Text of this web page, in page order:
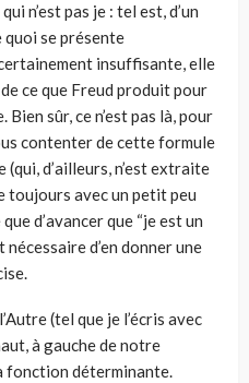
n’est pas je : tel est, d’un
quoi se présente
insuffisante, elle
ce que Freud produit pour
sûr, ce n’est pas là, pour
contenter de cette formule
d’ailleurs, n’est extraite
toujours avec un petit peu
d’avancer que “je est un
nécessaire d’en donner une
(tel que je l’écris avec
à gauche de notre
fonction déterminante.